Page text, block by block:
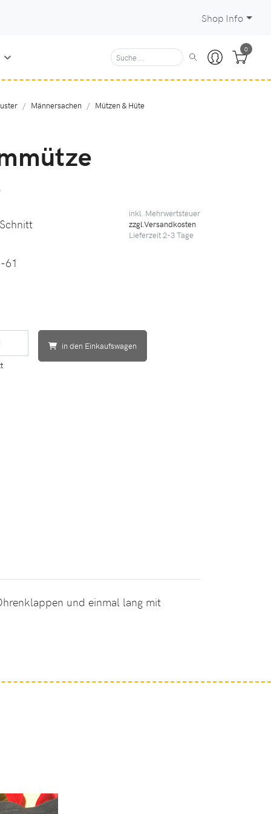
Shop Info
0
Männersachen Mützen & Hüte
inkl. Mehrwertsteuer
zzgl.Versandkosten
Lieferzeit 2-3Tage
61
in den Einkaufswagen
und einmal lang mit